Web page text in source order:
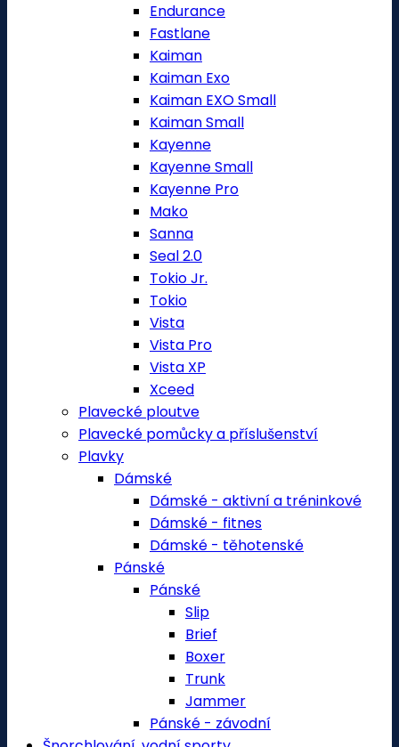
Endurance
Fastlane
Kaiman
Kaiman Exo
Kaiman EXO Small
Kaiman Small
Kayenne
Kayenne Small
Kayenne Pro
Mako
Sanna
Seal 2.0
Tokio Jr.
Tokio
Vista
Vista Pro
Vista XP
Xceed
Plavecké ploutve
Plavecké pomůcky a příslušenství
Plavky
Dámské
Dámské - aktivní a tréninkové
Dámské - fitnes
Dámské - těhotenské
Pánské
Pánské
Slip
Brief
Boxer
Trunk
Jammer
Pánské - závodní